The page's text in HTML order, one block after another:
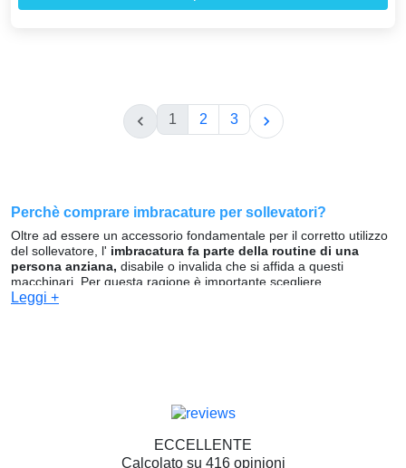
 1 2 3 
Perchè comprare imbracature per sollevatori?
Oltre ad essere un accessorio fondamentale per il corretto utilizzo
del sollevatore, l' imbracatura fa parte della routine di una
persona anziana, disabile o invalida che si affida a questi
macchinari. Per questa ragione è importante scegliere
un'imbracatura che si adatti al paziente e sia il più confortevole
propria salute o quella del paziente.
Leggi +
ECCELLENTE
Calcolato su 416 opinioni